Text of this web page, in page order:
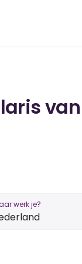
van
werk je?